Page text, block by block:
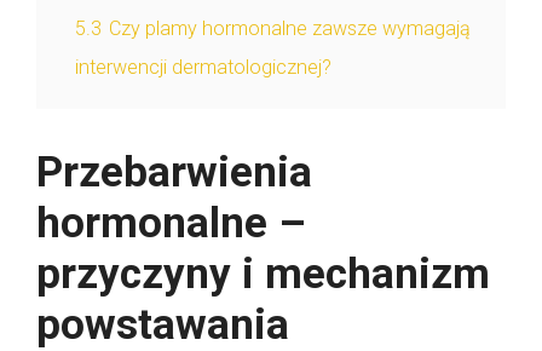
5.3 Czy plamy hormonalne zawsze wymagają
interwencji dermatologicznej?
Przebarwienia
hormonalne –
przyczyny i mechanizm
powstawania